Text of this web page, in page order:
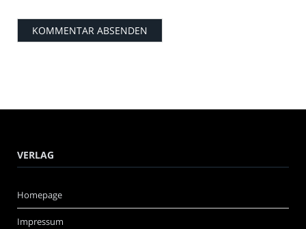
VERLAG
Homepage
Impressum